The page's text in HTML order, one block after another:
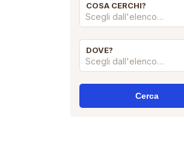
COSA CERCHI?
Scegli dall'elenco…
DOVE?
Scegli dall'elenco…